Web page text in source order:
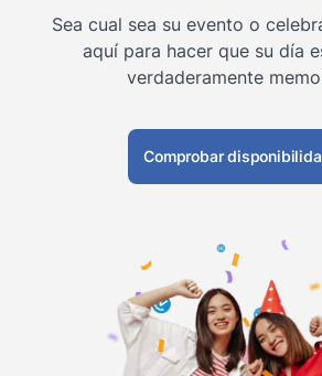
Sea cual sea su evento o
aquí para hacer que su día
verdaderamente
Comprobar